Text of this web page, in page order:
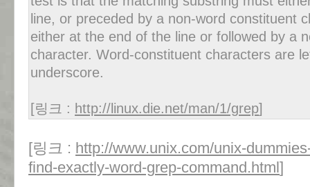
line, or preceded by a non-word constituent
either at the end of the line or followed by a
character. Word-constituent characters are
underscore.
[링크 : http://linux.die.net/man/1/grep]
[링크 : http://www.unix.com/unix-
find-exactly-word-grep-command.html]